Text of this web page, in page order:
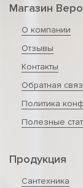
Магазин
О компании
Отзывы
Контакты
Обратная
Политика
Полезные
Продукция
Сантехника